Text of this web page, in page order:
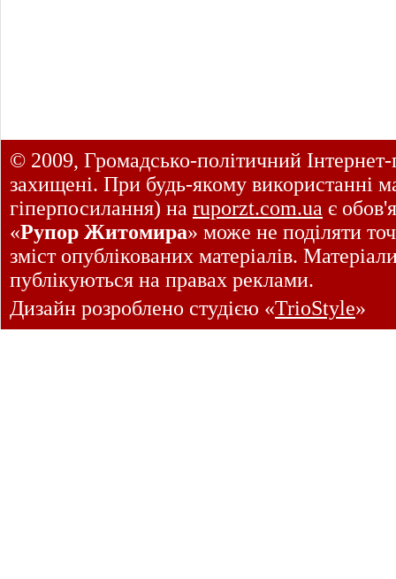
© 2009, Громадсько-політичний
захищені. При будь-якому використанні
гіперпосилання) на ruporzt.com.ua є
«Рупор Житомира» може не поділяти
зміст опублікованих матеріалів.
публікуються на правах реклами.
Дизайн розроблено студією «TrioStyle»